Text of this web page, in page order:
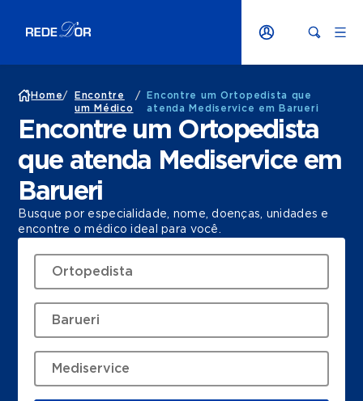
Home/
Encontre
um Médico
/
Encontre um Ortopedista que
atenda Mediservice em Barueri
Encontre um Ortopedista
que atenda Mediservice em
Barueri
Busque por especialidade, nome, doenças, unidades e
encontre o médico ideal para você.